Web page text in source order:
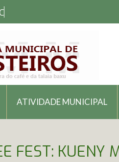
ATIVIDADE MUNICIPAL
FEST: KUENY